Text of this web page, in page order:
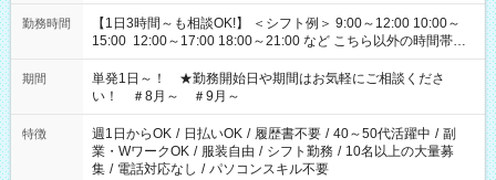
勤務時間
【1日3時間～も相談OK!】 ＜シフト例＞ 9:00～12:00 10:00～
15:00 12:00～17:00 18:00～21:00 など こちら以外の時間帯も
お気軽にご相談ください！
期間
単発1日～！ ★勤務開始日や期間はお気軽にご相談くださ
い！ ＃8月～ ＃9月～
特徴 週1日からOK / 日払いOK / 履歴書不要 / 40～50代活躍中 / 副
業・WワークOK / 服装自由 / シフト勤務 / 10名以上の大量募
集 / 電話対応なし / パソコンスキル不要